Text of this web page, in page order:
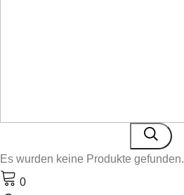
Es wurden keine Produkte gefunden.
0